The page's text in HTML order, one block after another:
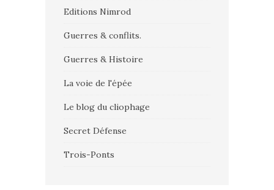
Editions Nimrod
Guerres & conflits.
Guerres & Histoire
La voie de l'épée
Le blog du cliophage
Secret Défense
Trois-Ponts